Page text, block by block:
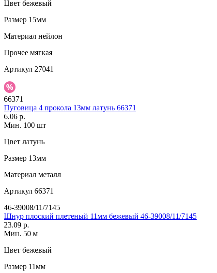
Цвет бежевый
Размер 15мм
Материал нейлон
Прочее мягкая
Артикул 27041
66371
Пуговица 4 прокола 13мм латунь 66371
6.06 р.
Мин. 100 шт
Цвет латунь
Размер 13мм
Материал металл
Артикул 66371
46-39008/11/7145
Шнур плоский плетеный 11мм бежевый 46-39008/11/7145
23.09 р.
Мин. 50 м
Цвет бежевый
Размер 11мм